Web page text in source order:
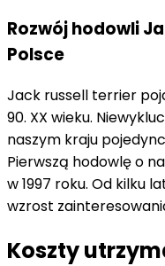
Rozwój hodowli
Polsce
Jack russell terrier
90. XX wieku.
naszym kraju
Pierwszą hodowlę o
w 1997 roku. Od kilku
wzrost
Koszty